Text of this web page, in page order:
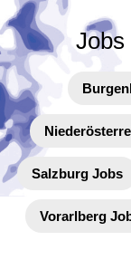
Jobs
Salzburg Jobs
Vorarlberg